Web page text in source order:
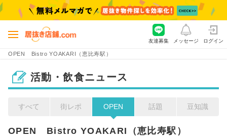
OPEN Bistro YOAKARI（恵比寿駅）
友達募集 メッセージ ログイン
活動・飲食ニュース
すべて 街レポ OPEN 話題 豆知識
OPEN　Bistro YOAKARI（恵比寿駅）